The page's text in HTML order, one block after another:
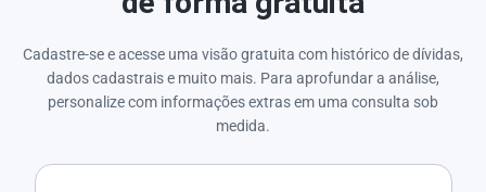
Cadastre-se e acesse uma visão gratuita com histórico de dívidas,
dados cadastrais e muito mais. Para aprofundar a análise,
personalize com informações extras em uma consulta sob
medida.